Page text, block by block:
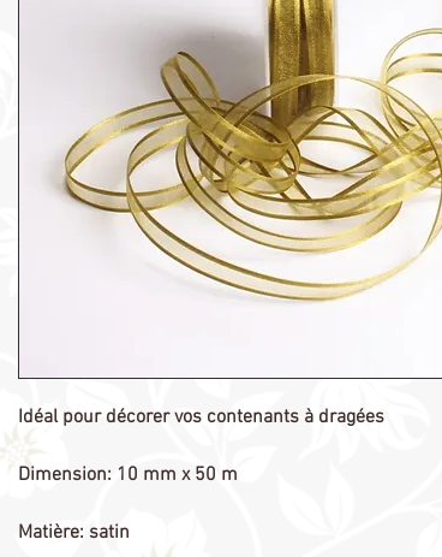
Idéal pour décorer vos contenants à dragées
Dimension: 10 mm x 50 m
Matière: satin